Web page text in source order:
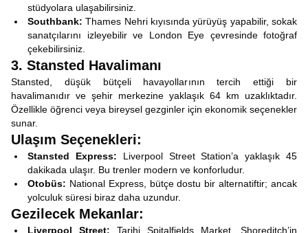
stüdyolara ulaşabilirsiniz.
Southbank: Thames Nehri kıyısında yürüyüş yapabilir, sokak
sanatçılarını izleyebilir ve London Eye çevresinde fotoğraf
çekebilirsiniz.
3. Stansted Havalimanı
Stansted, düşük bütçeli havayollarının tercih ettiği bir
havalimanıdır ve şehir merkezine yaklaşık 64 km uzaklıktadır.
Özellikle öğrenci veya bireysel gezginler için ekonomik seçenekler
sunar.
Ulaşım Seçenekleri:
Stansted Express: Liverpool Street Station’a yaklaşık 45
dakikada ulaşır. Bu trenler modern ve konforludur.
Otobüs: National Express, bütçe dostu bir alternatiftir; ancak
yolculuk süresi biraz daha uzundur.
Gezilecek Mekanlar:
Liverpool Street: Tarihi Spitalfields Market, Shoreditch’in